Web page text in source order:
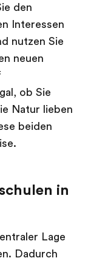
den
Interessen
nutzen Sie
neuen
ob Sie
Natur lieben
beiden
in
Lage
Dadurch